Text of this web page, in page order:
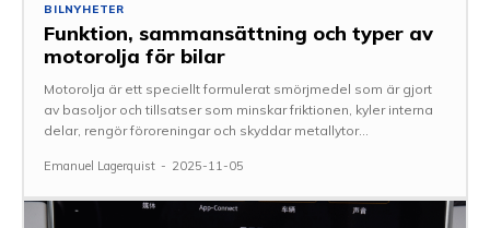
BILNYHETER
Funktion, sammansättning och typer av
motorolja för bilar
Motorolja är ett speciellt formulerat smörjmedel som är gjort
av basoljor och tillsatser som minskar friktionen, kyler interna
delar, rengör föroreningar och skyddar metallytor...
Emanuel Lagerquist - 2025-11-05